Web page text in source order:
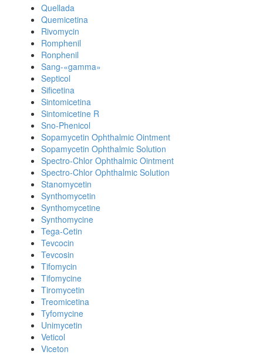
Quellada
Quemicetina
Rivomycin
Romphenil
Ronphenil
Sang-«gamma»
Septicol
Sificetina
Sintomicetina
Sintomicetine R
Sno-Phenicol
Sopamycetin Ophthalmic Ointment
Sopamycetin Ophthalmic Solution
Spectro-Chlor Ophthalmic Ointment
Spectro-Chlor Ophthalmic Solution
Stanomycetin
Synthomycetin
Synthomycetine
Synthomycine
Tega-Cetin
Tevcocin
Tevcosin
Tifomycin
Tifomycine
Tiromycetin
Treomicetina
Tyfomycine
Unimycetin
Veticol
Viceton